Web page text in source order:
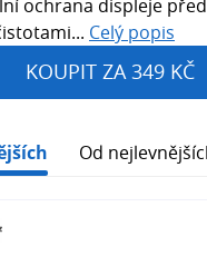
ochrana displeje
Celý popis
KOUPIT ZA 349 KČ
Od